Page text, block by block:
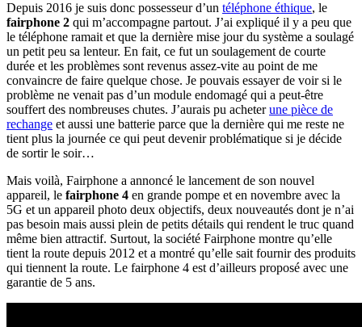
Depuis 2016 je suis donc possesseur d’un téléphone éthique, le
fairphone 2 qui m’accompagne partout. J’ai expliqué il y a peu que
le téléphone ramait et que la dernière mise jour du système a soulagé
un petit peu sa lenteur. En fait, ce fut un soulagement de courte
durée et les problèmes sont revenus assez-vite au point de me
convaincre de faire quelque chose. Je pouvais essayer de voir si le
problème ne venait pas d’un module endomagé qui a peut-être
souffert des nombreuses chutes. J’aurais pu acheterune pièce de
rechange et aussi une batterie parce que la dernière qui me reste ne
tient plus la journée ce qui peut devenir problématique si je décide
de sortir le soir…
Mais voilà, Fairphone a annoncé le lancement de son nouvel
appareil, le fairphone 4 en grande pompe et en novembre avec la
5G et un appareil photo deux objectifs, deux nouveautés dont je n’ai
pas besoin mais aussi plein de petits détails qui rendent le truc quand
même bien attractif. Surtout, la société Fairphone montre qu’elle
tient la route depuis 2012 et a montré qu’elle sait fournir des produits
qui tiennent la route. Le fairphone 4 est d’ailleurs proposé avec une
garantie de 5 ans.